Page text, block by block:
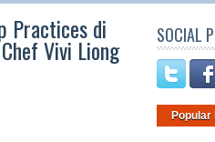
Tristar Institute - Jemursari
Info: 081234506426 -
Practices di
Vivi Liong SOCIAL
Popular